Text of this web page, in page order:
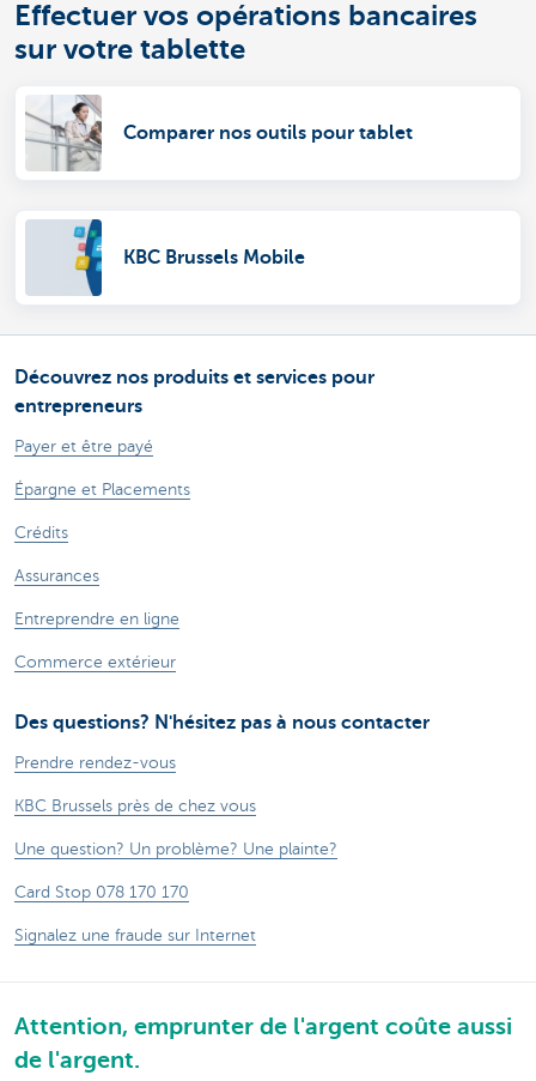
Effectuer vos opérations bancaires
sur votre tablette
Comparer nos outils pour tablet
KBC Brussels Mobile
Découvrez nos produits et services pour
entrepreneurs
Payer et être payé
Épargne et Placements
Crédits
Assurances
Entreprendre en ligne
Commerce extérieur
Des questions? N'hésitez pas à nous contacter
Prendre rendez-vous
KBC Brussels près de chez vous
Une question? Un problème? Une plainte?
Card Stop 078 170 170
Signalez une fraude sur Internet
Attention, emprunter de l'argent coûte aussi
de l'argent.